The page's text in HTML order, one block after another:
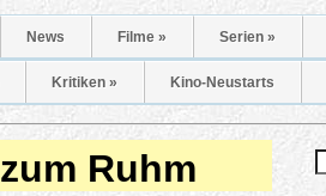
News Filme » Serien »
Kritiken » Kino-Neustarts
Ruhm